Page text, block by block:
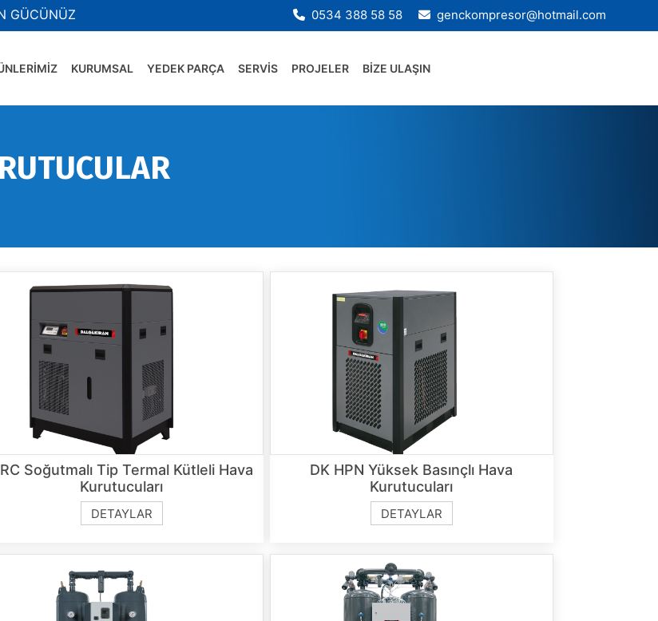
GÜCÜNÜZ 0534 388 58 58 genckompresor@hotmail.com
KURUMSAL YEDEK PARÇA SERVİS PROJELER BİZE ULAŞIN
Soğutmalı Tip Termal Kütleli Hava
Kurutucuları
DETAYLAR
DK HPN Yüksek Basınçlı Hava
Kurutucuları
DETAYLAR